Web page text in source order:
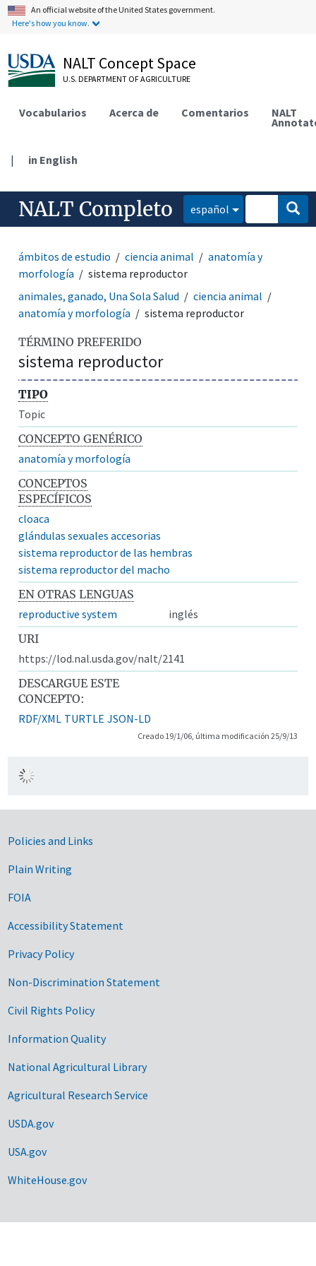
An official website of the United States government.
Here's how you know.
NALT Concept Space
U.S. DEPARTMENT OF AGRICULTURE
Vocabularios Acerca de Comentarios NALT
| in English
NALT Completo español
ámbitos de estudio ciencia animal
anatomía y
morfología
sistema reproductor
animales, ganado, Una Sola Salud
ciencia animal
anatomía y morfología
sistema reproductor
TÉRMINO PREFERIDO
sistema reproductor
TIPO
Topic
CONCEPTO GENÉRICO
anatomía y morfología
CONCEPTOS
ESPECÍFICOS
cloaca
glándulas sexuales accesorias
sistema reproductor de las hembras
sistema reproductor del macho
EN OTRAS LENGUAS
reproductive system
inglés
URI
https://lod.nal.usda.gov/nalt/2141
DESCARGUE ESTE
CONCEPTO:
RDF/XML TURTLE JSON-LD
Creado 19/1/06, última modificación 25/9/13
Government Links
Policies and Links
Plain Writing
FOIA
Accessibility Statement
Privacy Policy
Non-Discrimination Statement
Civil Rights Policy
Information Quality
National Agricultural Library
Agricultural Research Service
USDA.gov
USA.gov
WhiteHouse.gov